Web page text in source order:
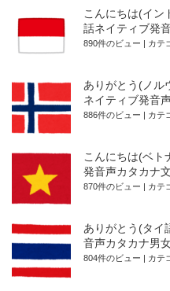
こんにちは(イン
話ネイティブ発
890件のビュー カテ
ありがとう(ノル
ネイティブ発音
886件のビュー カテ
こんにちは(ベト
発音声カタカナ
870件のビュー カテ
ありがとう(タイ
音声カタカナ男
804件のビュー カテ